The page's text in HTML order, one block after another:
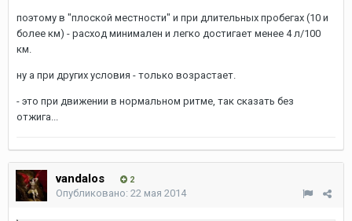
поэтому в "плоской местности" и при длительных пробегах (10 и
более км) - расход минимален и легко достигает менее 4 л/100
км.
ну а при других условия - только возрастает.
- это при движении в нормальном ритме, так сказать без
отжига...
vandalos 2
Опубликовано: 22 мая 2014